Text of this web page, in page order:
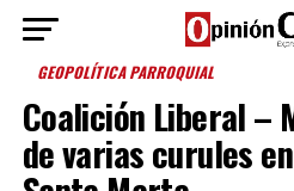
GEOPOLÍTICA PARROQUIAL
Coalición Liberal –
de varias curules